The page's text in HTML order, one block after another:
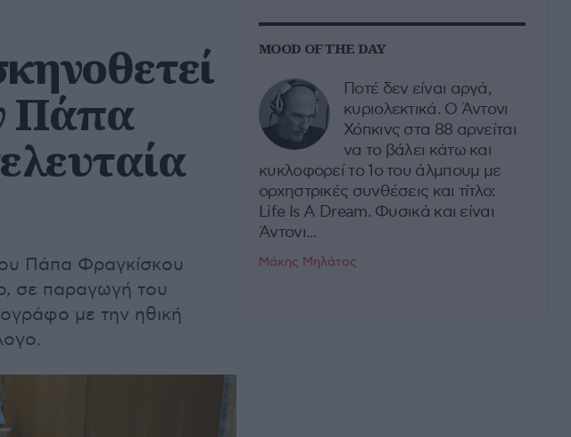
Πάπα
Πάπα Φραγκίσκου
σε παραγωγή του
με την ηθική
MOOD OF THE DAY
Ποτέ δεν είναι αργά,
κυριολεκτικά. Ο Άντονι
Χόπκινς στα 88 αρνείται
να το βάλει κάτω και
κυκλοφορεί το 1ο του άλμπουμ με
ορχηστρικές συνθέσεις και τίτλο:
Life Is A Dream. Φυσικά και είναι
Άντονι...
Μάκης Μηλάτος